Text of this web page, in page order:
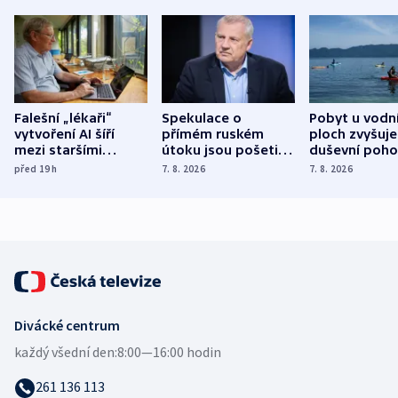
Falešní „lékaři“
vytvoření AI šíří
mezi staršími
Poláky nebezpečné
před 19h
Spekulace o
přímém ruském
útoku jsou pošetilé,
míní estonský
7. 8. 2026
Pobyt u
ploch zvyšuje
duševní
ukázala
7. 8. 2026
Divácké centrum
každý všední den:8:00—16:00 hodin
261 136 113